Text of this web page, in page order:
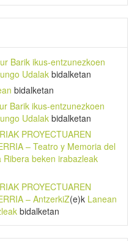
Barik ikus-entzunezkoen
Udalak bidalketan
bidalketan
Barik ikus-entzunezkoen
Udalak bidalketan
PROYECTUAREN
– Teatro y Memoria del
Ribera beken irabazleak
PROYECTUAREN
– AntzerkiZ(e)k Lanean
bidalketan